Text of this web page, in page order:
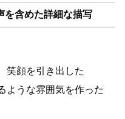
を含めた詳細な描写
笑顔を引き出した
ような雰囲気を作った